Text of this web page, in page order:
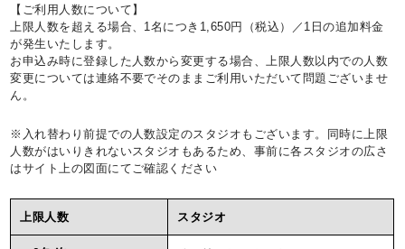
【ご利用人数について】
上限人数を超える場合、1名につき1,650円（税込）／1日の追加料金
が発生いたします。
お申込み時に登録した人数から変更する場合、上限人数以内での人数
変更については連絡不要でそのままご利用いただいて問題ございませ
ん。
※入れ替わり前提での人数設定のスタジオもございます。同時に上限
人数がはいりきれないスタジオもあるため、事前に各スタジオの広さ
はサイト上の図面にてご確認ください
上限人数 スタジオ